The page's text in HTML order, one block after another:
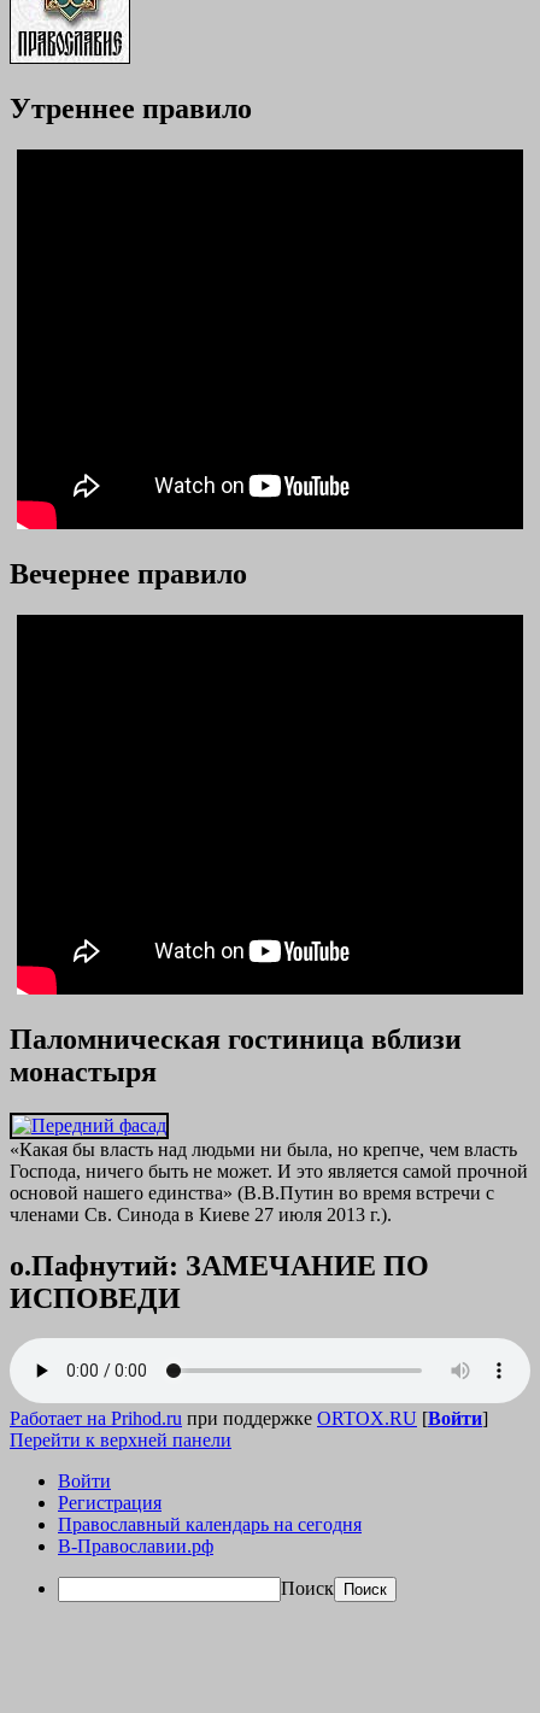
Утреннее правило
Вечернее правило
Паломническая гостиница вблизи
монастыря
«Какая бы власть над людьми ни была, но крепче, чем власть
Господа, ничего быть не может. И это является самой прочной
основой нашего единства» (В.В.Путин во время встречи с
членами Св. Синода в Киеве 27 июля 2013 г.).
о.Пафнутий: ЗАМЕЧАНИЕ ПО
ИСПОВЕДИ
Работает на Prihod.ru при поддержке ORTOX.RU [Войти]
Перейти к верхней панели
Войти
Регистрация
Православный календарь на сегодня
В-Православии.рф
Поиск